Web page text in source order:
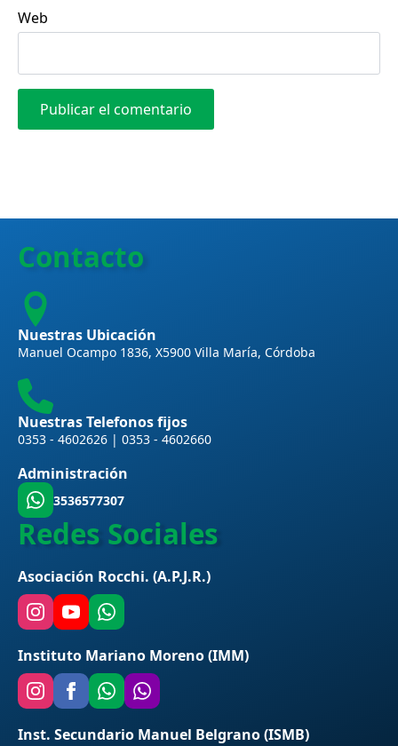
Web
Contacto
Nuestras Ubicación
Manuel Ocampo 1836, X5900 Villa María, Córdoba
Nuestras Telefonos fijos
0353 - 4602626 | 0353 - 4602660
Administración
3536577307
Redes Sociales
Asociación Rocchi. (A.P.J.R.)
Instituto Mariano Moreno (IMM)
Inst. Secundario Manuel Belgrano (ISMB)